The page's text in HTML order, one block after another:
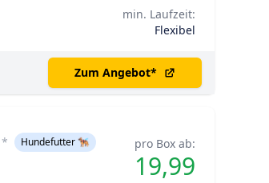
min. Laufzeit:
Flexibel
Zum Angebot*
* Hundefutter 🐕‍🦺 pro Box ab:
19,99